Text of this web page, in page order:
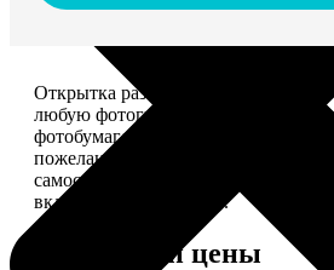
Открытка размером 10*15, вы
любую фотографию. Печатается на
фотобумаге плотностью 300 г/м2.
пожелание, мы его напечатаем на
самостоятельно отправим адресату
включена в стоимость).
Форматы и цены